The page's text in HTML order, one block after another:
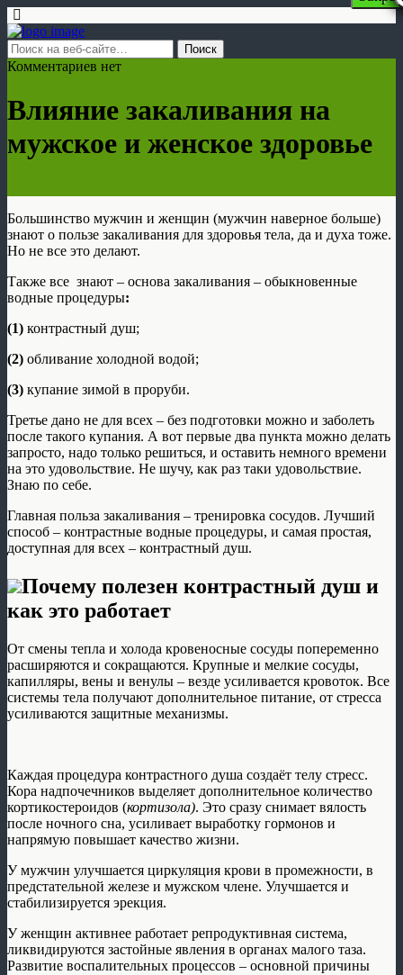
Комментариев нет
Влияние закаливания на
мужское и женское здоровье
Большинство мужчин и женщин (мужчин наверное больше)
знают о пользе закаливания для здоровья тела, да и духа тоже.
Но не все это делают.
Также все знают – основа закаливания – обыкновенные
водные процедуры:
(1) контрастный душ;
(2) обливание холодной водой;
(3) купание зимой в проруби.
Третье дано не для всех – без подготовки можно и заболеть
после такого купания. А вот первые два пункта можно делать
запросто, надо только решиться, и оставить немного времени
на это удовольствие. Не шучу, как раз таки удовольствие.
Знаю по себе.
Главная польза закаливания – тренировка сосудов. Лучший
способ – контрастные водные процедуры, и самая простая,
доступная для всех – контрастный душ.
Почему полезен контрастный душ и
как это работает
От смены тепла и холода кровеносные сосуды попеременно
расширяются и сокращаются. Крупные и мелкие сосуды,
капилляры, вены и венулы – везде усиливается кровоток. Все
системы тела получают дополнительное питание, от стресса
усиливаются защитные механизмы.
Каждая процедура контрастного душа создаёт телу стресс.
Кора надпочечников выделяет дополнительное количество
кортикостероидов (кортизола). Это сразу снимает вялость
после ночного сна, усиливает выработку гормонов и
напрямую повышает качество жизни.
У мужчин улучшается циркуляция крови в промежности, в
предстательной железе и мужском члене. Улучшается и
стабилизируется эрекция.
У женщин активнее работает репродуктивная система,
ликвидируются застойные явления в органах малого таза.
Развитие воспалительных процессов – основной причины